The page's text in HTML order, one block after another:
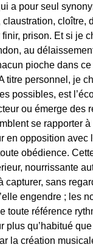
a pour seul
cloître,
prison. Et si je
au
pioche dans
titre personnel, je
possibles, est
ou émerge des
se rapporter à
en opposition avec
obédience.
nourrissante
capturer, sans
engendre ; les
toute référence
plus qu’habitué
la création